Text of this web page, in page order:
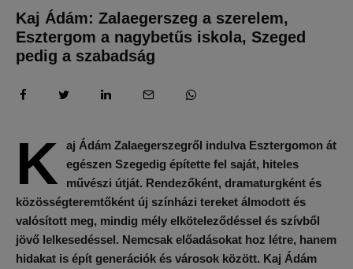
Kaj Ádám: Zalaegerszeg a szerelem,
Esztergom a nagybetűs iskola, Szeged
pedig a szabadság
K
aj Ádám Zalaegerszegről indulva Esztergomon át
egészen Szegedig építette fel saját, hiteles
művészi útját. Rendezőként, dramaturgként és
közösségteremtőként új színházi tereket álmodott és
valósított meg, mindig mély elköteleződéssel és szívből
jövő lelkesedéssel. Nemcsak előadásokat hoz létre, hanem
hidakat is épít generációk és városok között. Kaj Ádám